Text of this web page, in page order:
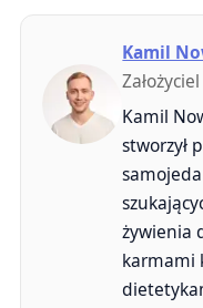
Kamil
Kamil
stworzył
żywienia
karmami